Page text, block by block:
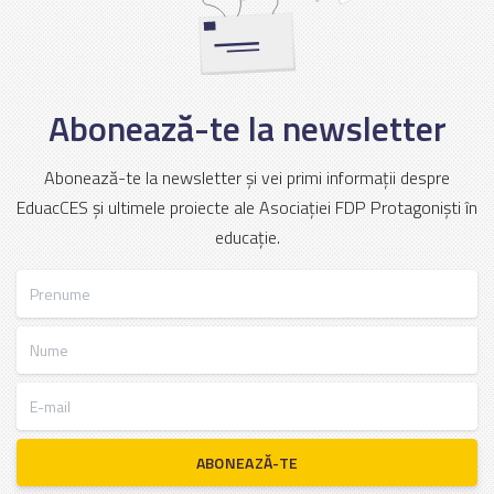
Abonează-te la newsletter
Abonează-te la newsletter și vei primi informații despre
EduacCES și ultimele proiecte ale Asociației FDP Protagoniști în
educație.
ABONEAZĂ-TE